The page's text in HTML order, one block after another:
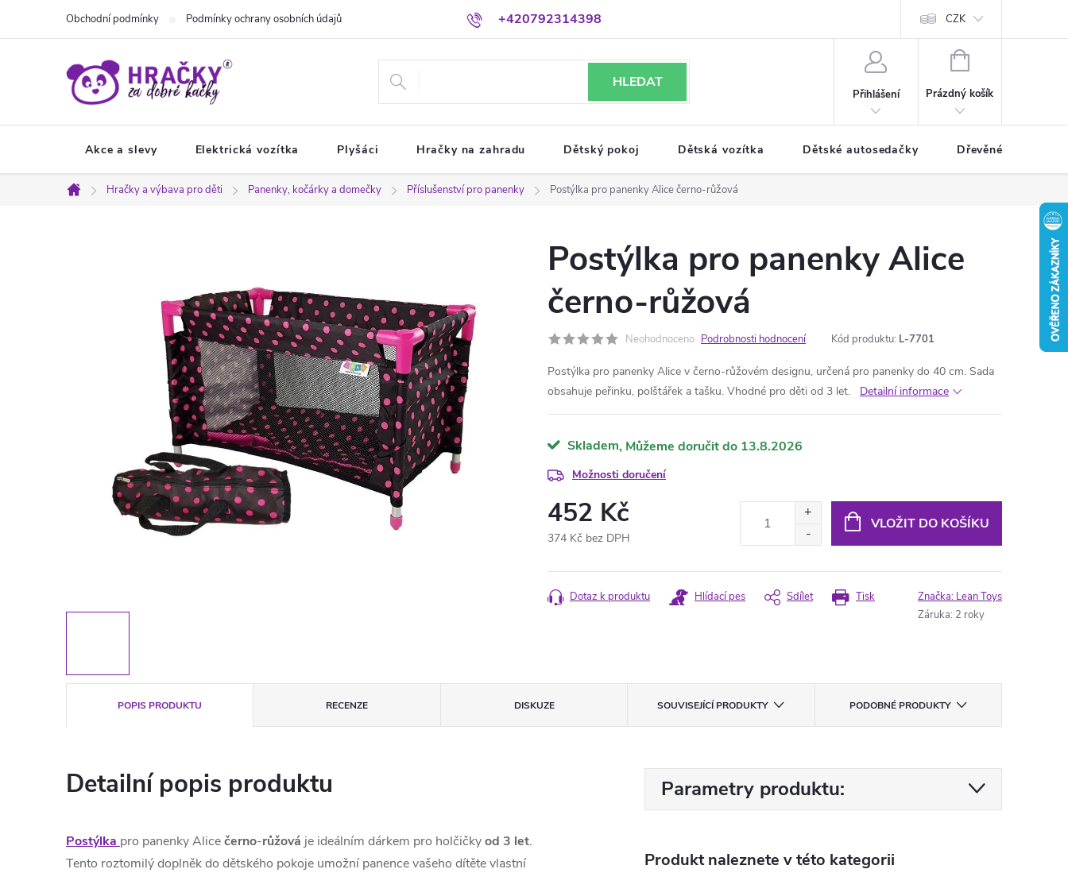
+420792314398
Obchodní podmínky Podmínky ochrany osobních údajů CZK
HLEDAT
Přihlášení
NÁKUPNÍ
Prázdný košík
Akce a slevy Elektrická vozítka Plyšáci Hračky na zahradu Dětský pokoj Dětská vozítka Dětské autosedačky Dřevěné hračky
Domů
Hračky a výbava pro děti Panenky, kočárky a domečky Příslušenství pro panenky Postýlka pro panenky Alice černo-růžová
Postýlka pro panenky Alice
černo-růžová
Neohodnoceno Podrobnosti hodnocení Kód produktu: L-7701
Postýlka pro panenky Alice v černo-růžovém designu, určená pro panenky do 40 cm. Sada
obsahuje peřinku, polštářek a tašku. Vhodné pro děti od 3 let.
Detailní informace
Skladem 13.8.2026
Možnosti doručení
452 Kč
374 Kč bez DPH
cena:
VLOŽIT DO KOŠÍKU
Tisk
Dotaz k produktu Hlídací pes Sdílet Značka: Lean Toys
Záruka: 2 roky
POPIS PRODUKTU RECENZE DISKUZE SOUVISEJÍCÍ PRODUKTY PODOBNÉ PRODUKTY
Detailní popis produktu
Postýlka pro panenky Alicečerno-růžová je ideálním dárkem pro holčičkyod 3 let.
Tento roztomilý doplněk do dětského pokoje umožní panence vašeho dítěte vlastní
Parametry produktu:
Produkt naleznete v této kategorii